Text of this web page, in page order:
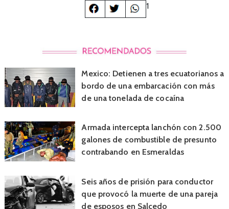
1
Mexico: Detienen a tres ecuatorianos a
bordo de una embarcación con más
de una tonelada de cocaína
Armada intercepta lanchón con 2.500
galones de combustible de presunto
contrabando en Esmeraldas
Seis años de prisión para conductor
que provocó la muerte de una pareja
de esposos en Salcedo